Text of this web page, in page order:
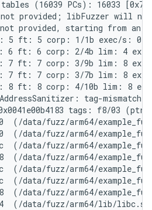
(16039 PCs): 16033
provided; libFuzzer will
provided, starting from an
tag-mismatch
tags: f8/03 (ptr/
(/data/fuzz/arm64/
(/data/fuzz/arm64/
(/data/fuzz/arm64/
(/data/fuzz/arm64/
(/data/fuzz/arm64/
(/data/fuzz/arm64/
(/data/fuzz/arm64/
(/data/fuzz/arm64/lib/